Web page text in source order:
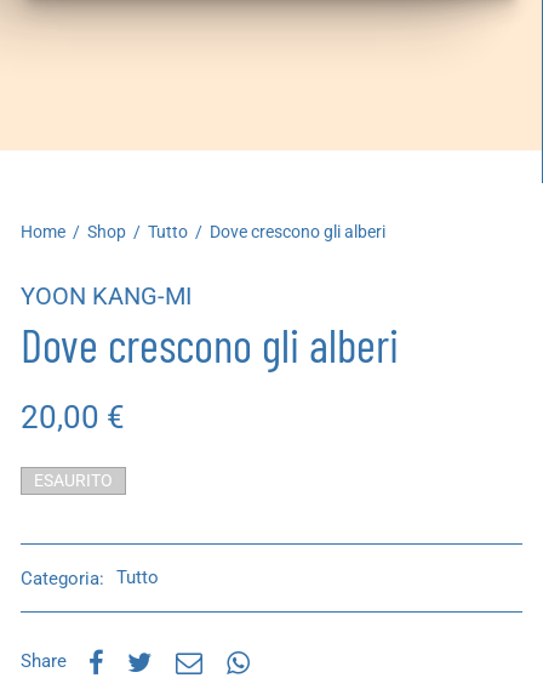
Home / Shop / Tutto / Dove crescono gli alberi
YOON KANG-MI
Dove crescono gli alberi
20,00 €
ESAURITO
Categoria: Tutto
Share